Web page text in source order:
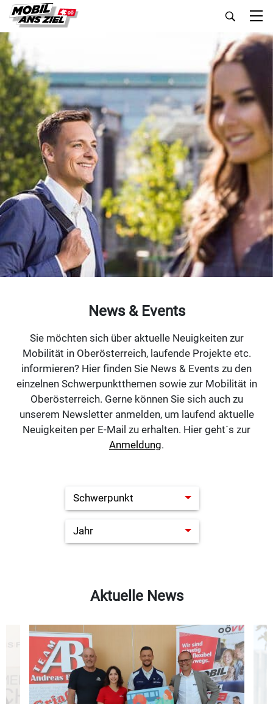
News & Events
Sie möchten sich über aktuelle Neuigkeiten zur
Mobilität in Oberösterreich, laufende Projekte etc.
informieren? Hier finden Sie News & Events zu den
einzelnen Schwerpunktthemen sowie zur Mobilität in
Oberösterreich. Gerne können Sie sich auch zu
unserem Newsletter anmelden, um laufend aktuelle
Neuigkeiten per E-Mail zu erhalten. Hier geht´s zur
Anmeldung.
Schwerpunkt
Jahr
Aktuelle News